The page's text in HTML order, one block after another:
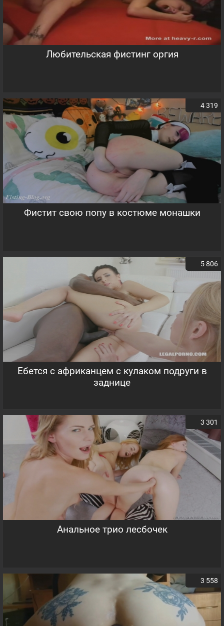
Любительская фистинг оргия
4 319
Фистит свою попу в костюме монашки
5 806
Ебется с африканцем с кулаком подруги в
заднице
3 301
Анальное трио лесбочек
3 558